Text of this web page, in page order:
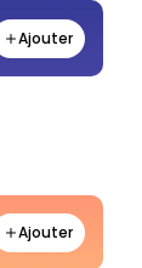
Ajouter
Ajouter